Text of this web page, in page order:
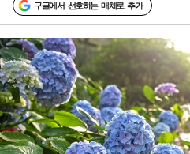
구글에서 선호하는 매체로 추가